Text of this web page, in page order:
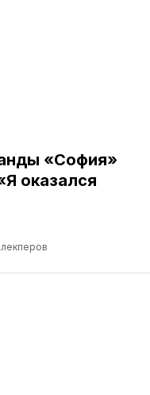
«София»
оказался